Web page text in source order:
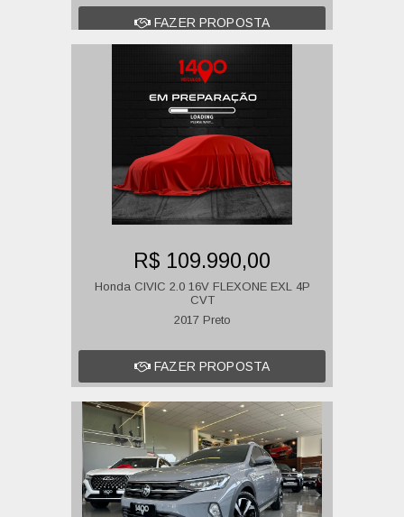
FAZER PROPOSTA
R$ 109.990,00
Honda CIVIC 2.0 16V FLEXONE EXL 4P
CVT
2017 Preto
FAZER PROPOSTA